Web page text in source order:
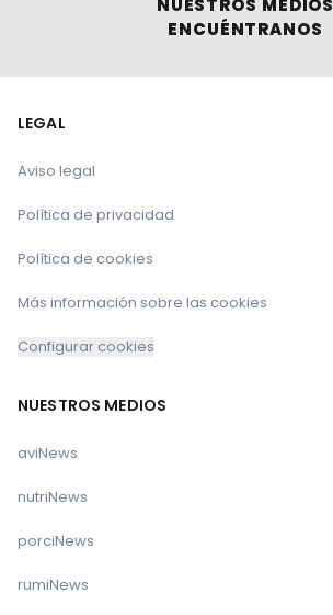
NUESTROS MEDIOS
ENCUÉNTRANOS
LEGAL
Aviso legal
Política de privacidad
Política de cookies
Más información sobre las cookies
Configurar cookies
NUESTROS MEDIOS
aviNews
nutriNews
porciNews
rumiNews